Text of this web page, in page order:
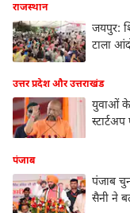
राजस्थान
जयपुर:
टाला
उत्तर प्रदेश और उत्तराखंड
युवाओं के
पंजाब
पंजाब
सैनी ने